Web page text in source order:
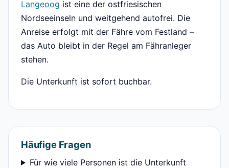
Langeoog ist eine der ostfriesischen
Nordseeinseln und weitgehend autofrei. Die
Anreise erfolgt mit der Fähre vom Festland –
das Auto bleibt in der Regel am Fähranleger
stehen.
Die Unterkunft ist sofort buchbar.
Häufige Fragen
Für wie viele Personen ist die Unterkunft